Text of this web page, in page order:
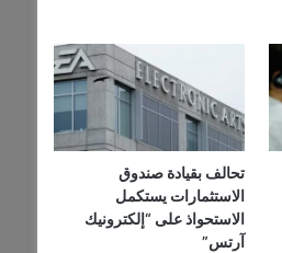
تحالف بقيادة صندوق
الاستثمارات يستكمل
الاستحواذ على “إلكترونيك
آرتس”